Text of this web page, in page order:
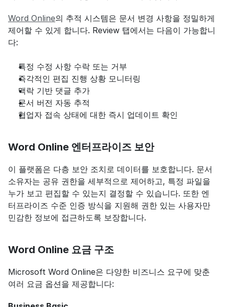
Word Online의 추적 시스템은 문서 변경 사항을 정밀하게
제어할 수 있게 합니다. Review 탭에서는 다음이 가능합니
다:
특정 수정 사항 수락 또는 거부
즉각적인 편집 진행 상황 모니터링
맥락 기반 댓글 추가
문서 버전 자동 추적
협업자 접속 상태에 대한 즉시 업데이트 확인
Word Online 엔터프라이즈 보안
이 플랫폼은 다층 보안 조치로 데이터를 보호합니다. 문서
소유자는 공유 권한을 세부적으로 제어하고, 특정 파일을
누가 보고 편집할 수 있는지 결정할 수 있습니다. 또한 엔
터프라이즈 수준 인증 방식을 지원해 권한 있는 사용자만
민감한 정보에 접근하도록 보장합니다.
Word Online 요금 구조
Microsoft Word Online은 다양한 비즈니스 요구에 맞춘
여러 요금 옵션을 제공합니다: